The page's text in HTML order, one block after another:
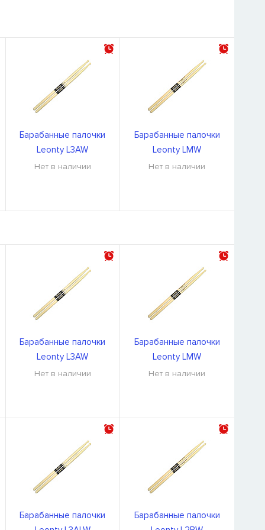
Барабанные палочки
Leonty L3AW
Нет в наличии
Барабанные палочки
Leonty LMW
Нет в наличии
Барабанные палочки
Leonty L3AW
Нет в наличии
Барабанные палочки
Leonty LMW
Нет в наличии
Барабанные палочки
Барабанные палочки